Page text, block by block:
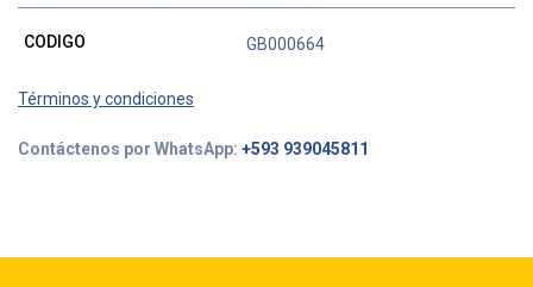
CODIGO GB000664
Términos y condiciones
Contáctenos por WhatsApp: +593 939045811